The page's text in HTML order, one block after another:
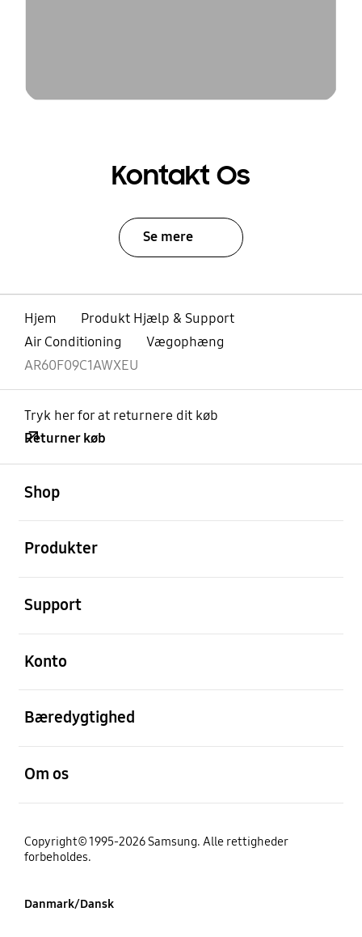
Kontakt Os
Se mere
Hjem
Produkt Hjælp & Support
Air Conditioning
Vægophæng
AR60F09C1AWXEU
Tryk her for at returnere dit køb
Returner køb
Shop
Produkter
Support
Konto
Bæredygtighed
Om os
Copyright© 1995-2026 Samsung. Alle rettigheder
forbeholdes.
Danmark/Dansk